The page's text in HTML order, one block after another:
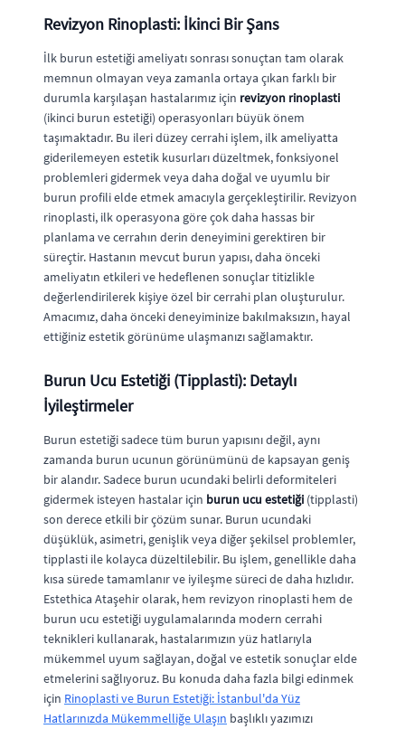
Revizyon Rinoplasti: İkinci Bir Şans
İlk burun estetiği ameliyatı sonrası sonuçtan tam olarak
memnun olmayan veya zamanla ortaya çıkan farklı bir
durumla karşılaşan hastalarımız için revizyon rinoplasti
(ikinci burun estetiği) operasyonları büyük önem
taşımaktadır. Bu ileri düzey cerrahi işlem, ilk ameliyatta
giderilemeyen estetik kusurları düzeltmek, fonksiyonel
problemleri gidermek veya daha doğal ve uyumlu bir
burun profili elde etmek amacıyla gerçekleştirilir. Revizyon
rinoplasti, ilk operasyona göre çok daha hassas bir
planlama ve cerrahın derin deneyimini gerektiren bir
süreçtir. Hastanın mevcut burun yapısı, daha önceki
ameliyatın etkileri ve hedeflenen sonuçlar titizlikle
değerlendirilerek kişiye özel bir cerrahi plan oluşturulur.
Amacımız, daha önceki deneyiminize bakılmaksızın, hayal
ettiğiniz estetik görünüme ulaşmanızı sağlamaktır.
Burun Ucu Estetiği (Tipplasti): Detaylı
İyileştirmeler
Burun estetiği sadece tüm burun yapısını değil, aynı
zamanda burun ucunun görünümünü de kapsayan geniş
bir alandır. Sadece burun ucundaki belirli deformiteleri
gidermek isteyen hastalar için burun ucu estetiği (tipplasti)
son derece etkili bir çözüm sunar. Burun ucundaki
düşüklük, asimetri, genişlik veya diğer şekilsel problemler,
tipplasti ile kolayca düzeltilebilir. Bu işlem, genellikle daha
kısa sürede tamamlanır ve iyileşme süreci de daha hızlıdır.
Estethica Ataşehir olarak, hem revizyon rinoplasti hem de
burun ucu estetiği uygulamalarında modern cerrahi
teknikleri kullanarak, hastalarımızın yüz hatlarıyla
mükemmel uyum sağlayan, doğal ve estetik sonuçlar elde
etmelerini sağlıyoruz. Bu konuda daha fazla bilgi edinmek
için Rinoplasti ve Burun Estetiği: İstanbul'da Yüz
Hatlarınızda Mükemmelliğe Ulaşın başlıklı yazımızı